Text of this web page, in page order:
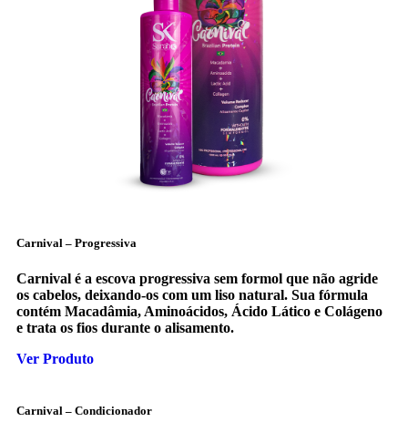
Carnival – Progressiva
Carnival é a escova progressiva sem formol que não agride
os cabelos, deixando-os com um liso natural. Sua fórmula
contém Macadâmia, Aminoácidos, Ácido Lático e Colágeno
e trata os fios durante o alisamento.
Ver Produto
Carnival – Condicionador